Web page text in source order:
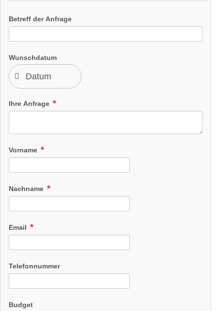
Betreff der Anfrage
Wunschdatum
Ihre Anfrage
Vorname
Nachname
Email
Telefonnummer
Budget